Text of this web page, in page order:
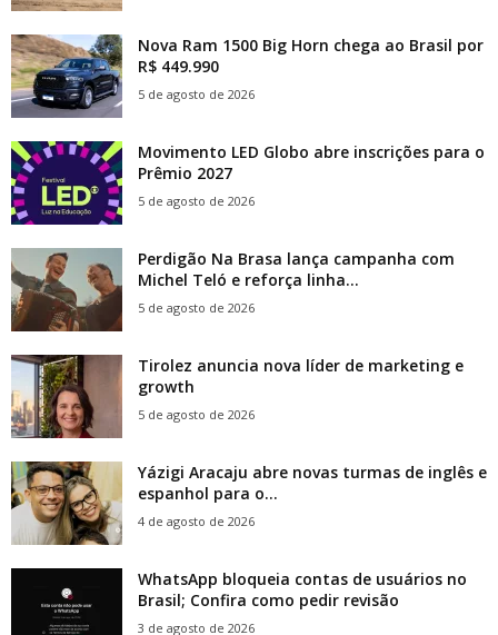
Nova Ram 1500 Big Horn chega ao Brasil por
R$ 449.990
5 de agosto de 2026
Movimento LED Globo abre inscrições para o
Prêmio 2027
5 de agosto de 2026
Perdigão Na Brasa lança campanha com
Michel Teló e reforça linha...
5 de agosto de 2026
Tirolez anuncia nova líder de marketing e
growth
5 de agosto de 2026
Yázigi Aracaju abre novas turmas de inglês e
espanhol para o...
4 de agosto de 2026
WhatsApp bloqueia contas de usuários no
Brasil; Confira como pedir revisão
3 de agosto de 2026